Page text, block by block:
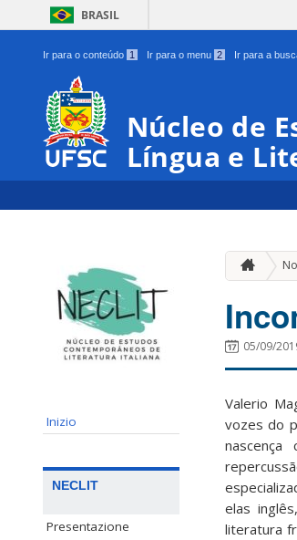
BRASIL
Ir para o conteúdo 1 Ir para o menu 2 Ir para a
Núcleo de
Língua e
Inizio
NECLIT
Presentazione
05/09/
Valerio
vozes do
elas
literatura